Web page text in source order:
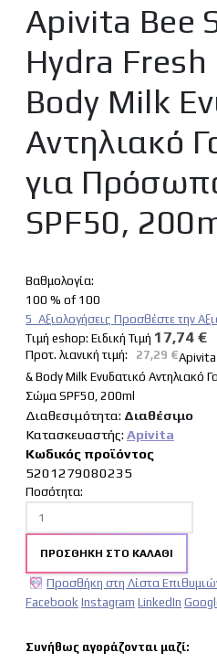
Apivita Bee
Hydra Fresh
Body Milk
Αντηλιακό
για
SPF50,
Βαθμολογία:
100 % of 100
5 Αξιολογήσεις Προσθέστε την
Tιμή eshop: Ειδική Τιμή 17,74 €
Προτ. λιανική τιμή: 27,29 €Apivita
& Body Milk Ενυδατικό Αντηλιακό
Σώμα SPF50, 200ml
Διαθεσιμότητα: Διαθέσιμo
Κατασκευαστής:Apivita
Κωδικός προϊόντος
5201279080235
Ποσότητα:
ΠΡΟΣΘΉΚΗ ΣΤΟ ΚΑΛΆΘΙ
Προσθήκη στη Λίστα
Facebook Instagram LinkedIn
Συνήθως αγοράζονται μαζί: